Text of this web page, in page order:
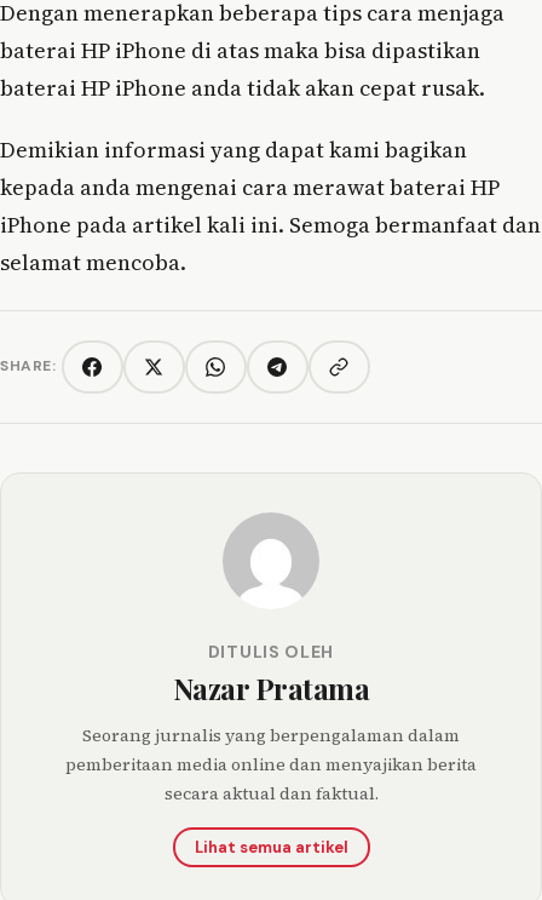
Dengan menerapkan beberapa tips cara menjaga
baterai HP iPhone di atas maka bisa dipastikan
baterai HP iPhone anda tidak akan cepat rusak.
Demikian informasi yang dapat kami bagikan
kepada anda mengenai cara merawat baterai HP
iPhone pada artikel kali ini. Semoga bermanfaat dan
selamat mencoba.
SHARE: FacebookTwitter/XWhatsAppTelegramCopy link
DITULIS OLEH
Nazar Pratama
Seorang jurnalis yang berpengalaman dalam
pemberitaan media online dan menyajikan berita
secara aktual dan faktual.
Lihat semua artikel